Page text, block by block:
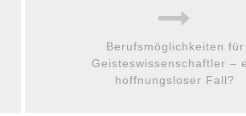
Berufsmöglichkeiten für
Geisteswissenschaftler –
hoffnungsloser Fall?